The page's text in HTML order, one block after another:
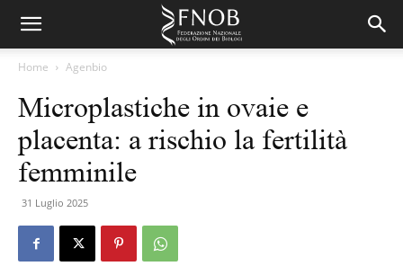
Home Agenbio
Microplastiche in ovaie e
placenta: a rischio la fertilità
femminile
31 Luglio 2025